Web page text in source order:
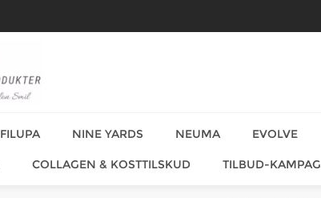
FILUPA NINE YARDS NEUMA EVOLVE
COLLAGEN & KOSTTILSKUD TILBUD-